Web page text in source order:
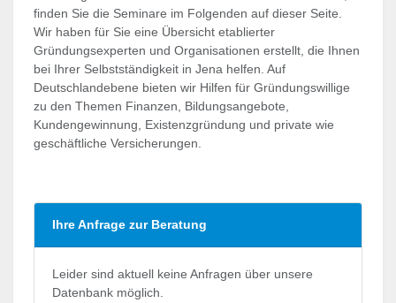
finden Sie die Seminare im Folgenden auf dieser Seite.
Wir haben für Sie eine Übersicht etablierter
Gründungsexperten und Organisationen erstellt, die Ihnen
bei Ihrer Selbstständigkeit in Jena helfen. Auf
Deutschlandebene bieten wir Hilfen für Gründungswillige
zu den Themen Finanzen, Bildungsangebote,
Kundengewinnung, Existenzgründung und private wie
geschäftliche Versicherungen.
Ihre Anfrage zur Beratung
Leider sind aktuell keine Anfragen über unsere
Datenbank möglich.